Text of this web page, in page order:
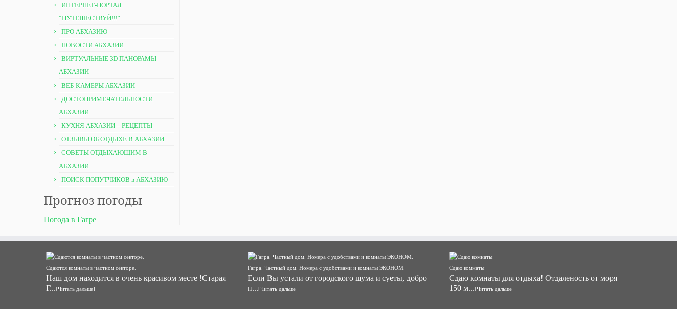
ИНТЕРНЕТ-ПОРТАЛ
“ПУТЕШЕСТВУЙ!!!”
ПРО АБХАЗИЮ
НОВОСТИ АБХАЗИИ
ВИРТУАЛЬНЫЕ 3D ПАНОРАМЫ
АБХАЗИИ
ВЕБ-КАМЕРЫ АБХАЗИИ
ДОСТОПРИМЕЧАТЕЛЬНОСТИ
АБХАЗИИ
КУХНЯ АБХАЗИИ – РЕЦЕПТЫ
ОТЗЫВЫ ОБ ОТДЫХЕ В АБХАЗИИ
СОВЕТЫ ОТДЫХАЮЩИМ В
АБХАЗИИ
ПОИСК ПОПУТЧИКОВ в АБХАЗИЮ
Прогноз погоды
Погода в Гагре
Сдаются комнаты в частном секторе.
Наш дом находится в очень красивом месте !Старая
Г...[Читать дальше]
Гагра. Частный дом. Номера с удобствами и комнаты ЭКОНОМ.
Если Вы устали от городского шума и суеты, добро
п...[Читать дальше]
Сдаю комнаты
Сдаю комнаты для отдыха! Отдаленость от моря
150 м...[Читать дальше]